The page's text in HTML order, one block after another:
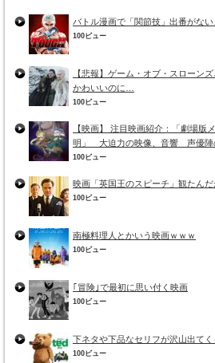
バトル漫画で「関節技」出番がない
100ビュー
【悲報】ゲーム・オブ・スローン
かわいいのに…
100ビュー
【映画】 注目映画紹介：「劇場
明」 大迫力の映像、音響 声優陣
100ビュー
映画「英国王のスピーチ」観たん
100ビュー
南極料理人とかいう映画ｗｗｗ
100ビュー
｢冒険｣で最初に思い付く映画
100ビュー
下ネタや下品なセリフが沢山出て
100ビュー